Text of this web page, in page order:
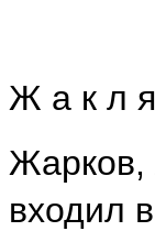
Ж а к л
Жарков,
входил